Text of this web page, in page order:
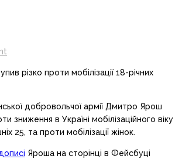
добровольчої армії Дмитро Ярош
зниження в Україні мобілізаційного віку
25, та проти мобілізації жінок.
Яроша на сторінці в Фейсбуці